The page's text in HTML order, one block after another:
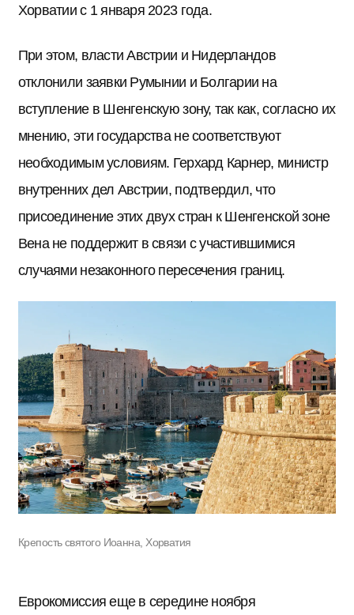
Хорватии с 1 января 2023 года.
При этом, власти Австрии и Нидерландов
отклонили заявки Румынии и Болгарии на
вступление в Шенгенскую зону, так как, согласно их
мнению, эти государства не соответствуют
необходимым условиям. Герхард Карнер, министр
внутренних дел Австрии, подтвердил, что
присоединение этих двух стран к Шенгенской зоне
Вена не поддержит в связи с участившимися
случаями незаконного пересечения границ.
Крепость святого Иоанна, Хорватия
Еврокомиссия еще в середине ноября